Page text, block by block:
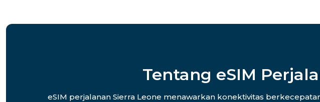
Tentang eSIM
eSIM perjalanan Sierra Leone menawarkan konektivitas